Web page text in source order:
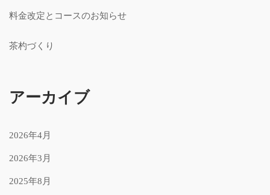
料金改定とコースのお知らせ
茶杓づくり
アーカイブ
2026年4月
2026年3月
2025年8月